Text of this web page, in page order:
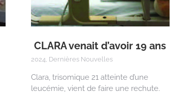
CLARA venait d’avoir 19 ans
2024 Dernières Nouvelles
Clara, trisomique 21 atteinte d’une
leucémie, vient de faire une rechute.